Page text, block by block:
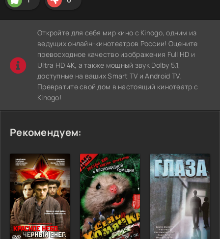
Откройте для себя мир кино с Kinogo, одним из
ведущих онлайн-кинотеатров России! Оцените
превосходное качество изображения Full HD и
Ultra HD 4K, а также мощный звук Dolby 5.1,
доступные на ваших Smart TV и Android TV.
Превратите свой дом в настоящий кинотеатр с
Kinogo!
Рекомендуем: